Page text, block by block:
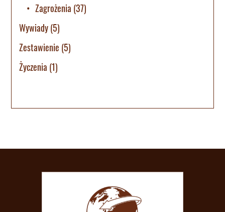
Zagrożenia (37)
Wywiady(5)
Zestawienie (5)
Życzenia (1)